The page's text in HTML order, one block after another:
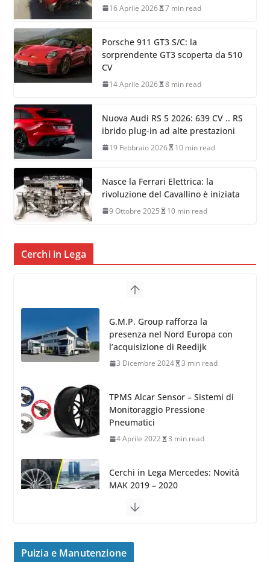
16 Aprile 2026 7 min read
Porsche 911 GT3 S/C: la
sorprendente GT3 scoperta da 510
CV
14 Aprile 2026 8 min read
Nuova Audi RS 5 2026: 639 CV .. RS
ibrido plug-in ad alte prestazioni
19 Febbraio 2026 10 min read
Nasce la Ferrari Elettrica: la
rivoluzione del Cavallino è iniziata
9 Ottobre 2025 10 min read
Cerchi in Lega
TPMS Alcar Sensor – Sistemi di
Monitoraggio Pressione
Pneumatici
4 Aprile 2022 3 min read
Cerchi in Lega Mercedes: Novità
MAK 2019 – 2020
16 Settembre 2019
MAK FIVESTAR (2019)
24 Luglio 2019 1 min read
Puizia e Manutenzione